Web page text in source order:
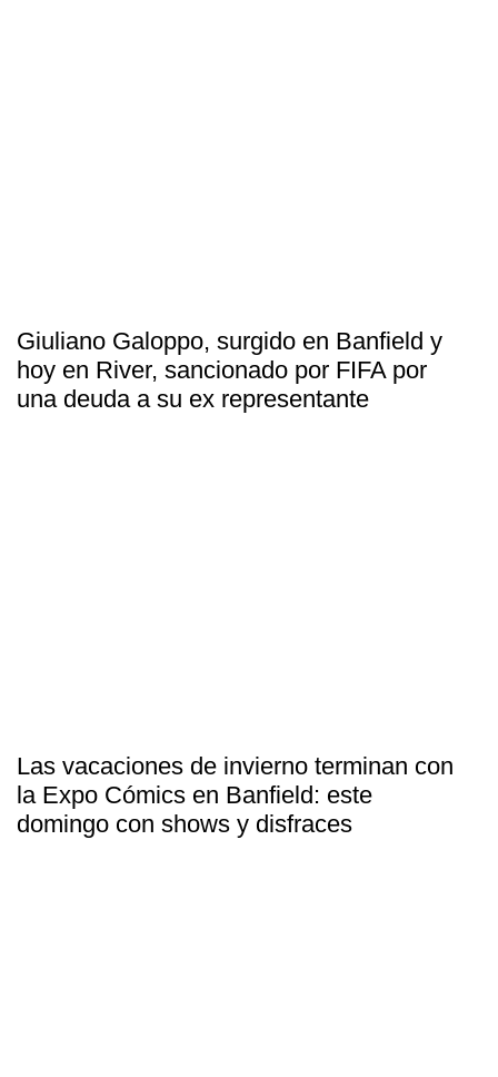
Giuliano Galoppo, surgido en Banfield y
hoy en River, sancionado por FIFA por
una deuda a su ex representante
Las vacaciones de invierno terminan con
la Expo Cómics en Banfield: este
domingo con shows y disfraces